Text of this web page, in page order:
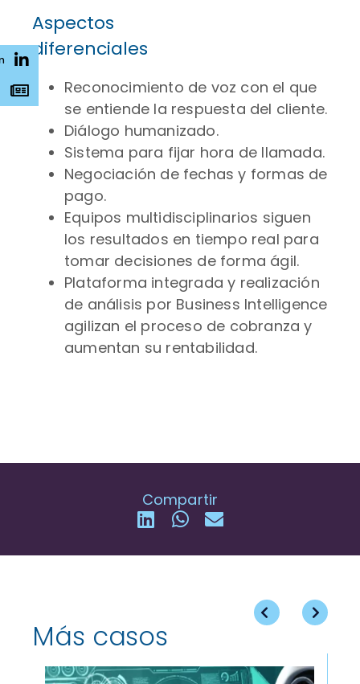
Aspectos
diferenciales
Reconocimiento de voz con el que
se entiende la respuesta del cliente.
Diálogo humanizado.
Sistema para fijar hora de llamada.
Negociación de fechas y formas de
pago.
Equipos multidisciplinarios siguen
los resultados en tiempo real para
tomar decisiones de forma ágil.
Plataforma integrada y realización
de análisis por Business Intelligence
agilizan el proceso de cobranza y
aumentan su rentabilidad.
Compartir
Más casos